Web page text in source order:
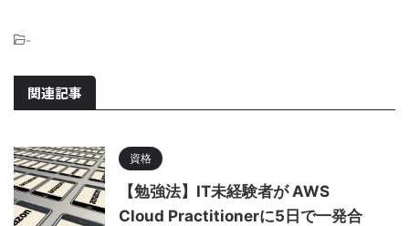
-
関連記事
資格
【勉強法】IT未経験者が AWS
Cloud Practitionerに5日で一発合